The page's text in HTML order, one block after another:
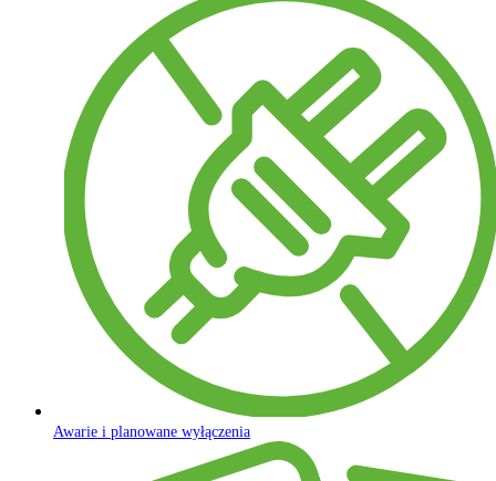
Awarie i planowane wyłączenia